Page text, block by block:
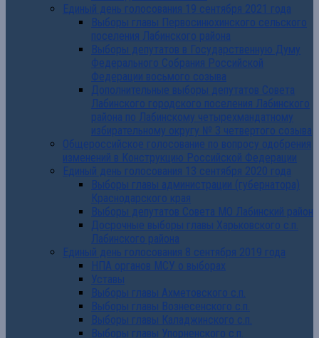
Единый день голосования 19 сентября 2021 года
Выборы главы Первосинюхинского сельского
поселения Лабинского района
Выборы депутатов в Государственную Думу
Федерального Собрания Российской
Федерации восьмого созыва
Дополнительные выборы депутатов Совета
Лабинского городского поселения Лабинского
района по Лабинскому четырехмандатному
избирательному округу № 3 четвертого созыва
Общероссийское голосование по вопросу одобрения
изменений в Конструкцию Российской Федерации
Единый день голосования 13 сентября 2020 года
Выборы главы администрации (губернатора)
Краснодарского края
Выборы депутатов Совета МО Лабинский район
Досрочные выборы главы Харьковского с.п.
Лабинского района
Единый день голосования 8 сентября 2019 года
НПА органов МСУ о выборах
Уставы
Выборы главы Ахметовского с.п.
Выборы главы Вознесенского с.п.
Выборы главы Каладжинского с.п.
Выборы главы Упорненского с.п.